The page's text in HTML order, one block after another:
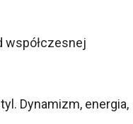
współczesnej
Dynamizm, energia,